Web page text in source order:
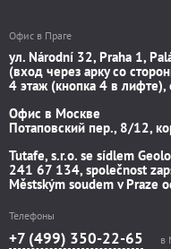
Офис в Праге
ул. Národní 32, Praha 1,
(вход через арку со
4 этаж (кнопка 4 в
Офис в Москве
Потаповский пер., 8/12,
Tutafe, s.r.o. se sídlem
241 67 134, společnost
Městským soudem v Praze
Телефоны
+7 (499) 350-22-65 в